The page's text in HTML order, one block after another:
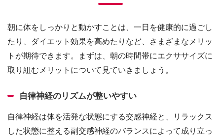
朝に体をしっかりと動かすことは、一日を健康的に過ごし
たり、ダイエット効果を高めたりなど、さまざまなメリッ
トが期待できます。まずは、朝の時間帯にエクササイズに
取り組むメリットについて見ていきましょう。
自律神経のリズムが整いやすい
自律神経は体を活発な状態にする交感神経と、リラックス
した状態に整える副交感神経のバランスによって成り立っ